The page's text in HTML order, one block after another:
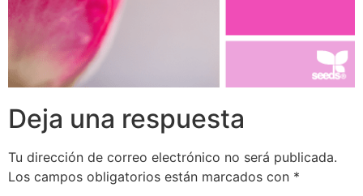
Deja una respuesta
Tu dirección de correo electrónico no será publicada.
Los campos obligatorios están marcados con *